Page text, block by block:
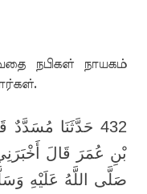
நபிகள் நாயகம்
.
432 حَدَّثَنَا
بْنِ عُمَرَ قَالَ
صَلَّى اللَّهُ عَلَيْهِ